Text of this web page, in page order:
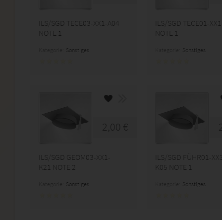
ILS/SGD TECE03-XX1-A04
NOTE 1
Sonstiges
ILS/SGD TECE01-
NOTE 1
Sonstiges
2,00 €
ILS/SGD GEOM03-XX1-
K21 NOTE 2
Sonstiges
ILS/SGD FÜHR01-
K05 NOTE 1
Sonstiges